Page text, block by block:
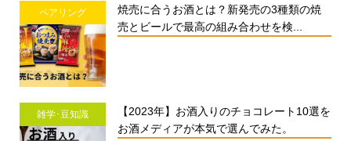
ペアリング
焼売に合うお酒とは？新発売の3種類の焼
売とビールで最高の組み合わせを検...
雑学･豆知識
【2023年】お酒入りのチョコレート10選を
お酒メディアが本気で選んでみた。